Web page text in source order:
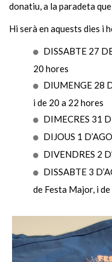
donatiu, a la paradeta
Hi serà en aquests dies i
DISSABTE 27
20 hores
DIUMENGE 28
i de 20 a 22 hores
DIMECRES 31
DIJOUS 1
DIVENDRES 2
DISSABTE 3
de Festa Major, i